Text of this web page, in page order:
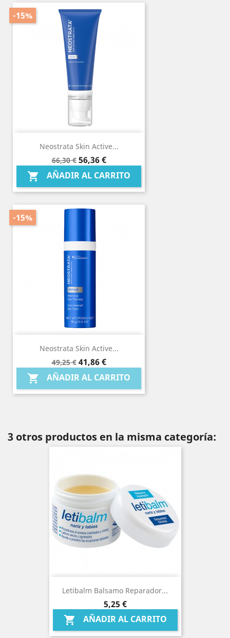
Neostrata Skin Active...
Precio
base
66,30 €
-15%
Precio
56,36 €
 AÑADIR AL CARRITO
Neostrata Skin Active...
Precio
base
49,25 €
-15%
Precio
41,86 €
 AÑADIR AL CARRITO
3 otros productos en la misma categoría:
Letibalm Balsamo Reparador...
Precio
5,25 €
 AÑADIR AL CARRITO